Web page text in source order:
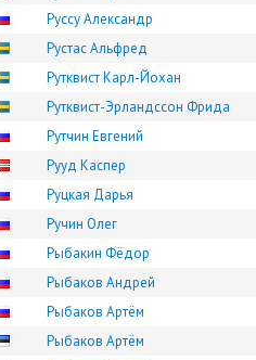
Руссу Александр
Рустас Альфред
Рутквист Карл-Йохан
Рутквист-Эрландссон Фрида
Рутчин Евгений
Рууд Каспер
Руцкая Дарья
Ручин Олег
Рыбакин Фёдор
Рыбаков Андрей
Рыбаков Артём
Рыбаков Артём